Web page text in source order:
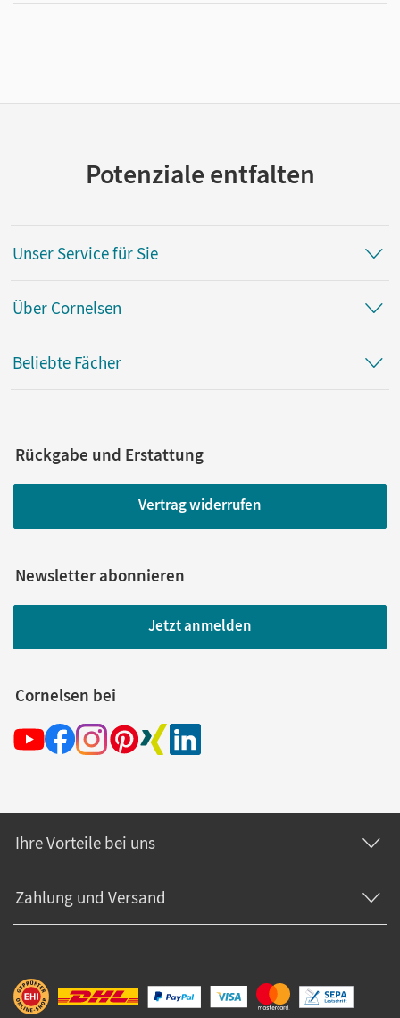
Potenziale entfalten
Unser Service für Sie
Über Cornelsen
Beliebte Fächer
Rückgabe und Erstattung
Vertrag widerrufen
Newsletter abonnieren
Jetzt anmelden
Cornelsen bei
Ihre Vorteile bei uns
Zahlung und Versand